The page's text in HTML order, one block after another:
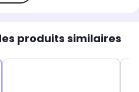
produits similaires